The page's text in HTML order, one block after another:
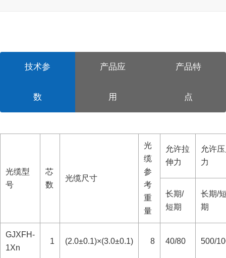
技术参
数
产品应
用
产品特
点
光缆型
号
芯
数
光缆尺寸
光
缆
参
考
重
量
允许拉
伸力
允许
力
长期/
短期
长期/
期
GJXFH-
1Xn
1 (2.0±0.1)×(3.0±0.1) 8 40/80 500/